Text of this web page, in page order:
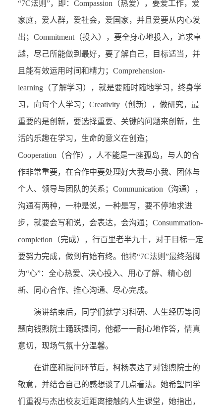
“7C法则”，即：Compassion（热爱），要爱工作，爱
家庭，爱人群，爱社会，爱国家，并且爱要从内心发
出；Commitment（投入），要全身心地投入，追求卓
越，尽己所能做到最好，要了解自己，目标适当，并
且能有效运用时间和精力；Comprehension-
learning（了解学习），就是要随时随地学习，终身学
习，向每个人学习；Creativity（创新），做研究，最
重要的是创新，要选择重要、关键的问题来创新，生
活的乐趣在学习，生命的意义在创造；
Cooperation（合作），人不能是一座孤岛，与人的合
作非常重要，在合作中要处理好大我与小我、团体与
个人、领导与团队的关系；Communication（沟通），
沟通有两种，一种是说，一种是写，要不停地求进
步，就要会写和说，会表达，会沟通；Consummation-
completion（完成），行百里者半九十，对于目标一定
要努力完成，做到有始有终。他将“7C法则”最终落脚
为“心”：全心热爱、决心投入、用心了解、精心创
新、同心合作、推心沟通、尽心完成。
演讲结束后，同学们就学习科研、人生经历等问
题向钱煦院士踊跃提问，他都一一耐心地作答，情真
意切，现场气氛十分温馨。
在讲座和提问环节后，柯杨表达了对钱煦院士的
敬意，并结合自己的感想谈了几点看法。她希望同学
们重视与杰出校友近距离接触的人生课堂，她指出，